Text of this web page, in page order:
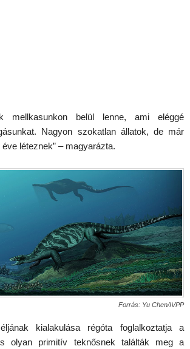
mellkasunkon belül lenne, ami eléggé
Nagyon szokatlan állatok, de már
léteznek” – magyarázta.
Forrás: Yu Chen/IVPP
kialakulása régóta foglalkoztatja a
olyan primitív teknősnek találták meg a